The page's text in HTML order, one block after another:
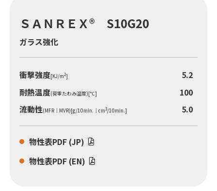
ＳＡＮＲＥＸ® S10G20
ガラス強化
衝撃強度[KJ/m2]
5.2
耐熱温度(荷重たわみ温度)[℃]
100
流動性(MFR｜MVR)[g/10min.｜cm3/10min.] 5.0
物性表PDF (JP)
物性表PDF (EN)